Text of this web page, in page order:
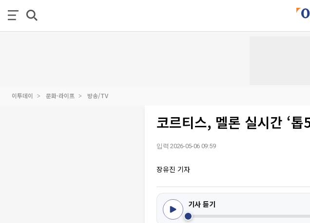
이투데이 문화·라이프 방송/TV
코르티스, 멜론 실시간 ‘
입력 2026-05-06 09:59
장유진 기자
기사 듣기